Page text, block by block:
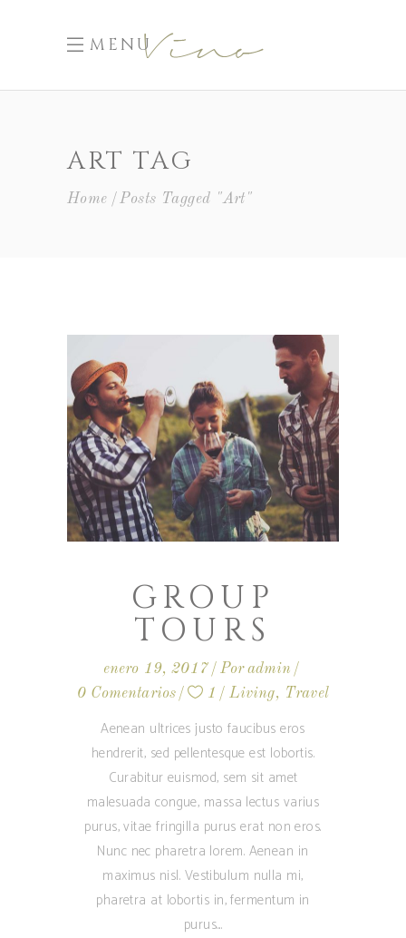
MENU
ART TAG
Home Posts Tagged "Art"
GROUP
TOURS
enero 19, 2017 Por admin
0 Comentarios
1 Living, Travel
Aenean ultrices justo faucibus eros
hendrerit, sed pellentesque est lobortis.
Curabitur euismod, sem sit amet
malesuada congue, massa lectus varius
purus, vitae fringilla purus erat non eros.
Nunc nec pharetra lorem. Aenean in
maximus nisl. Vestibulum nulla mi,
pharetra at lobortis in, fermentum in
purus.